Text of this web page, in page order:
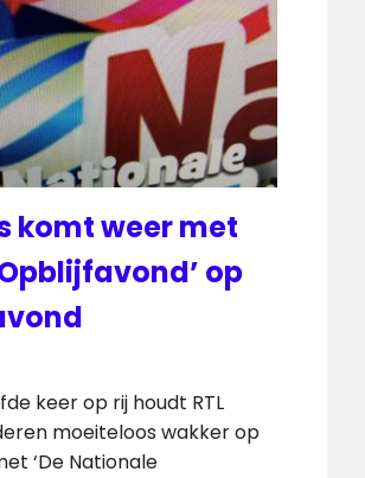
komt weer met
op
keer op rij houdt RTL
moeiteloos wakker op
‘De Nationale